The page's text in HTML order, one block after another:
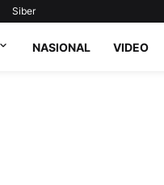
Siber
NASIONAL VIDEO